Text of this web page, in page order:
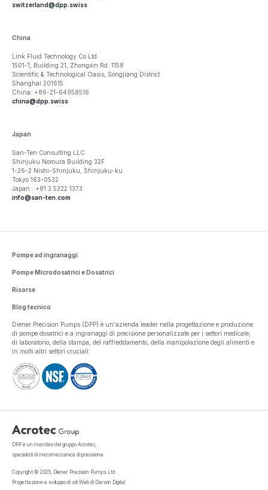
switzerland@dpp.swiss
China
Link Fluid Technology Co Ltd
1501-1, Building 21, Zhongxin Rd. 1158
Scientific & Technological Oasis, Songjiang District
Shanghai 201615
China: +86-21-64958516
china@dpp.swiss
Japan
San-Ten Consulting LLC
Shinjuku Nomura Building 32F
1-26-2 Nishi-Shinjuku, Shinjuku-ku
Tokyo 163-0532
Japan : +81 3 5322 1373
info@san-ten.com
Pompe ad ingranaggi
Pompe Microdosatrici e Dosatrici
Risorse
Blog tecnico
Diener Precision Pumps (DPP) è un'azienda leader nella progettazione e produzione
di pompe dosatrici e a ingranaggi di precisione personalizzate per i settori medicale,
di laboratorio, della stampa, del raffreddamento, della manipolazione degli alimenti e
in molti altri settori cruciali.
DPP è un membro del gruppo Acrotec,
specialisti di micromeccanica di precisione.
Copyright © 2025, Diener Precision Pumps Ltd.
Progettazione e sviluppo di siti Web di Darwin Digital